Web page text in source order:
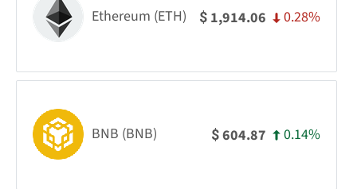
Ethereum (ETH) $ 1,914.06 0.28%
BNB (BNB) $604.87 0.14%